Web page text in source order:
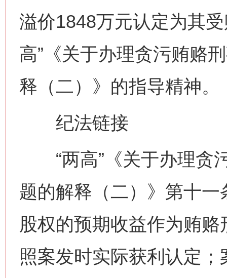
溢价1848万元认定为其
高”《关于办理贪污贿赂
释（二）》的指导精神。
纪法链接
“两高”《关于办理贪
题的解释（二）》第十一
股权的预期收益作为贿
照案发时实际获利认定